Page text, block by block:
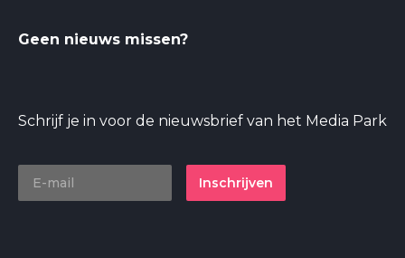
Geen nieuws missen?
Schrijf je in voor de nieuwsbrief van het Media Park
Inschrijven